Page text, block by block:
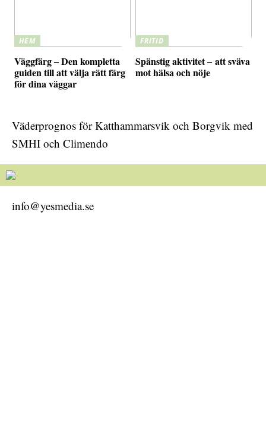
HEM
Väggfärg – Den kompletta
guiden till att välja rätt färg
för dina väggar
FRITID
Spänstig aktivitet – att sväva
mot hälsa och nöje
Väderprognos för Katthammarsvik och Borgvik med
SMHI och Climendo
info@yesmedia.se